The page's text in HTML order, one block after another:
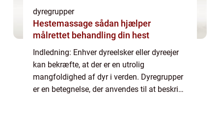
dyregrupper
Hestemassage sådan hjælper
målrettet behandling din hest
Indledning: Enhver dyreelsker eller dyreejer
kan bekræfte, at der er en utrolig
mangfoldighed af dyr i verden. Dyregrupper
er en betegnelse, der anvendes til at beskrive